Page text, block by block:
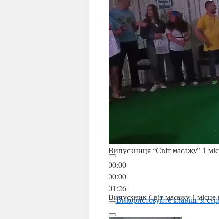
00:00
00:00
01:26
Використовуйте клавіші зі
Випускниця “Світ масажу” 1
Випускник Світ масажу 1